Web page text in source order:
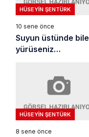
HÜSEYIN ŞENTÜRK
10 sene önce
Suyun üstünde bile
yürüseniz…
HÜSEYIN ŞENTÜRK
8 sene önce